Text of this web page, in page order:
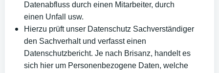
Datenabfluss durch einen Mitarbeiter, durch
einen Unfall usw.
Hierzu prüft unser Datenschutz Sachverständiger
den Sachverhalt und verfasst einen
Datenschutzbericht. Je nach Brisanz, handelt es
sich hier um Personenbezogene Daten, welche